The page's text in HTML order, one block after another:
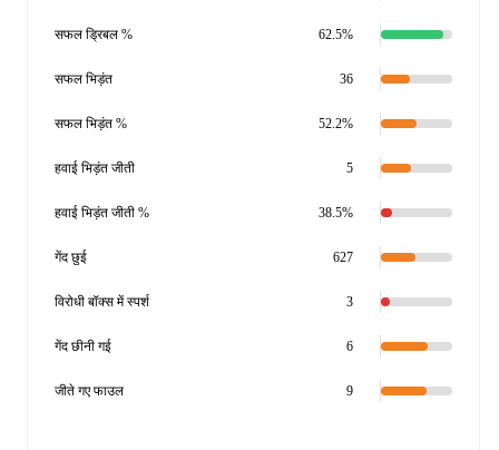
सफल ड्रिबल % 62.5%
सफल भिड़ंत 36
सफल भिड़ंत % 52.2%
हवाई भिड़ंत जीती 5
हवाई भिड़ंत जीती % 38.5%
गेंद छुई 627
विरोधी बॉक्स में स्पर्श 3
गेंद छीनी गई 6
जीते गए फाउल 9